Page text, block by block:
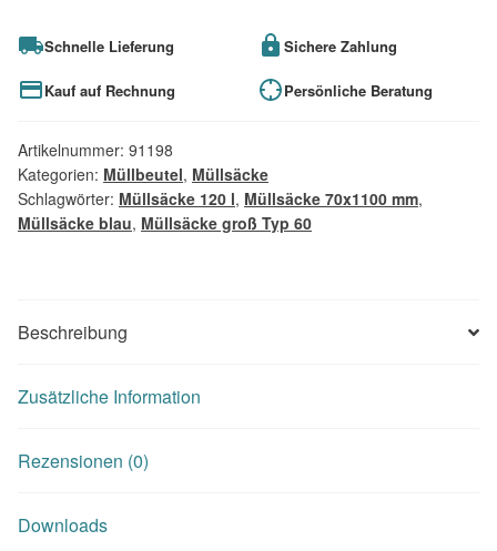
Schnelle Lieferung Sichere Zahlung
Kauf auf Rechnung Persönliche Beratung
Artikelnummer: 91198
Kategorien: Müllbeutel, Müllsäcke
Schlagwörter: Müllsäcke 120 l, Müllsäcke 70x1100 mm,
Müllsäcke blau, Müllsäcke groß Typ 60
Beschreibung
Zusätzliche Information
Rezensionen (0)
Downloads